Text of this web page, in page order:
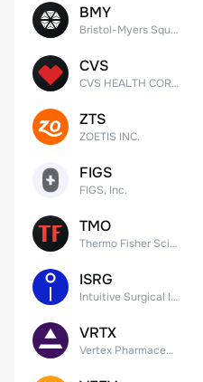
BMY
Bristol-Myers Squibb Co.
CVS
CVS HEALTH CORPORATION
ZTS
ZOETIS INC.
FIGS
FIGS, Inc.
TMO
Thermo Fisher Scientific, Inc.
ISRG
Intuitive Surgical Inc.
VRTX
Vertex Pharmaceuticals Inc